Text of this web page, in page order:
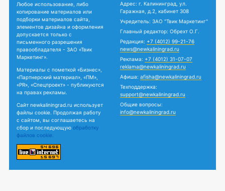
Любое использование, либо
копирование материалов или
подборки материалов сайта,
элементов дизайна и оформления
допускается только с
письменного разрешения
правообладателя - ЗАО «Твик
Маркетинг».
Материалы с пометкой «Бизнес»,
«Партнерский материал», «ПМ»,
«PR», «Спецпроект» - публикуются
на правах рекламы.
Сайт newkaliningrad.ru использует
файлы cookie. Продолжая работу
с сайтом, вы соглашаетесь на
сбор и последующую обработку
файлов cookie.
Адрес: г. Калининград, ул.
Гаражная, д.2, кабинет 308
Учредитель: ЗАО "Твик Маркетинг"
Главный редактор: Обрехт О.Г.
Редакция: +7 (4012) 99-21-76
news@newkaliningrad.ru
Реклама: +7 (4012) 31-07-07
reklama@newkaliningrad.ru
Афиша: afisha@newkaliningrad.ru
Техподдержка:
support@newkaliningrad.ru
Общие вопросы:
info@newkaliningrad.ru